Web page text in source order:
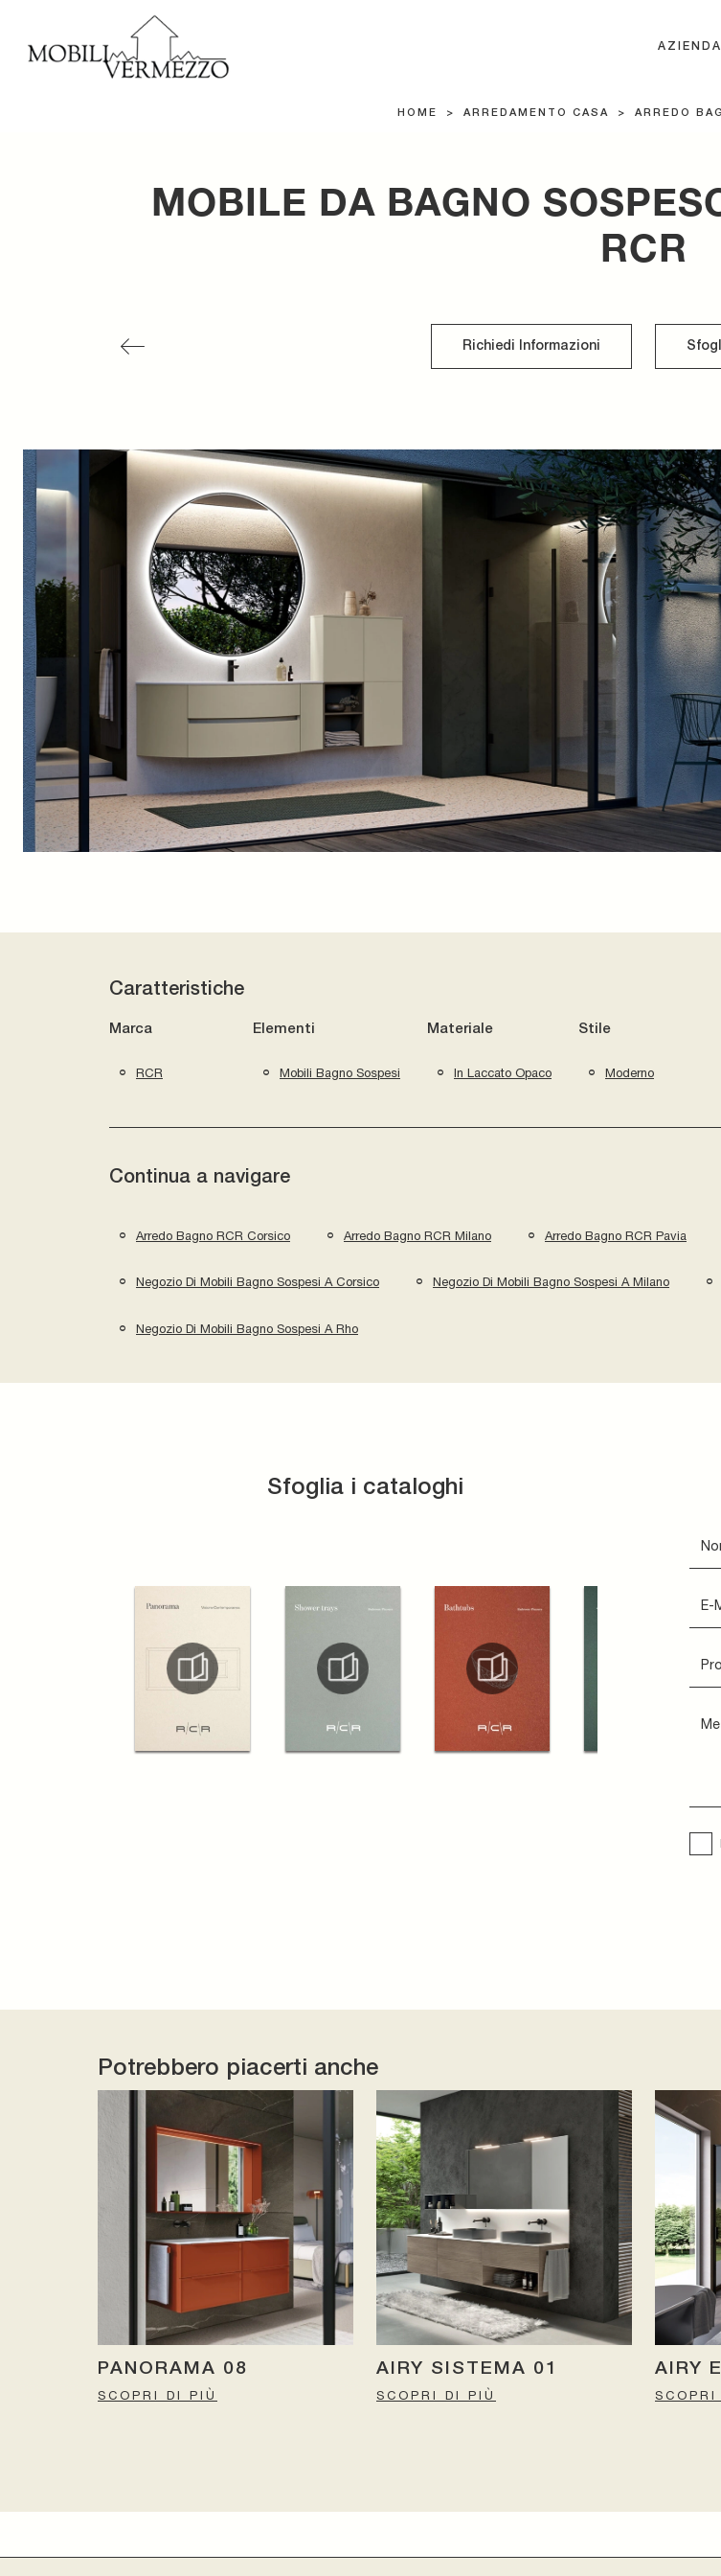
AZIENDA
HOME > ARREDAMENTO CASA > ARREDO
MOBILE DA BAGNO
RCR
Richiedi Informazioni
Caratteristiche
Marca
RCR
Elementi
Mobili Bagno Sospesi
Materiale
In Laccato Opaco
Stile
Moderno
Continua a navigare
Arredo Bagno RCR Corsico Arredo Bagno RCR Milano Arredo Bagno RCR Pavia
Negozio Di Mobili Bagno Sospesi A Corsico Negozio Di Mobili Bagno Sospesi A Milano
Negozio Di Mobili Bagno Sospesi A Rho
Sfoglia i cataloghi
Potrebbero piacerti anche
PANORAMA 08
SCOPRI DI PIÙ
AIRY SISTEMA 01
SCOPRI DI PIÙ
AIRY